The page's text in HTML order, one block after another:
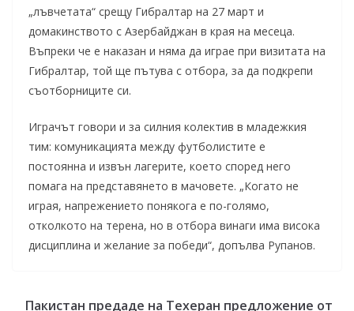
„лъвчетата“ срещу Гибралтар на 27 март и
домакинството с Азербайджан в края на месеца.
Въпреки че е наказан и няма да играе при визитата на
Гибралтар, той ще пътува с отбора, за да подкрепи
съотборниците си.
Играчът говори и за силния колектив в младежкия
тим: комуникацията между футболистите е
постоянна и извън лагерите, което според него
помага на представянето в мачовете. „Когато не
играя, напрежението понякога е по-голямо,
отколкото на терена, но в отбора винаги има висока
дисциплина и желание за победи“, допълва Рупанов.
Пакистан предаде на Техеран предложение от